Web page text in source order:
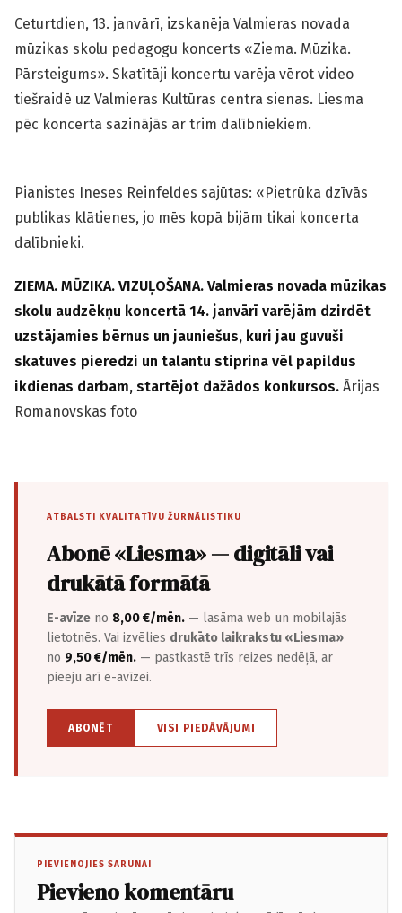
Ceturtdien, 13. janvārī, izskanēja Valmieras novada
mūzikas skolu pedagogu koncerts «Ziema. Mūzika.
Pārsteigums». Skatītāji koncertu varēja vērot video
tiešraidē uz Valmieras Kultūras centra sienas. Liesma
pēc koncerta sazinājās ar trim dalībniekiem.
Pianistes Ineses Reinfeldes sajūtas: «Pietrūka dzīvās
publikas klātienes, jo mēs kopā bijām tikai koncerta
dalībnieki.
ZIEMA. MŪZIKA. VIZUĻOŠANA. Valmieras novada mūzikas
skolu audzēkņu koncertā 14. janvārī varējām dzirdēt
uzstājamies bērnus un jauniešus, kuri jau guvuši
skatuves pieredzi un talantu stiprina vēl papildus
ikdienas darbam, startējot dažādos konkursos. Ārijas
Romanovskas foto
ATBALSTI KVALITATĪVU ŽURNĀLISTIKU
Abonē «Liesma» — digitāli vai
drukātā formātā
E-avīze no 8,00 €/mēn. — lasāma web un mobilajās
lietotnēs. Vai izvēlies drukāto laikrakstu «Liesma»
no 9,50 €/mēn. — pastkastē trīs reizes nedēļā, ar
pieeju arī e-avīzei.
ABONĒT VISI PIEDĀVĀJUMI
PIEVIENOJIES SARUNAI
Pievieno komentāru